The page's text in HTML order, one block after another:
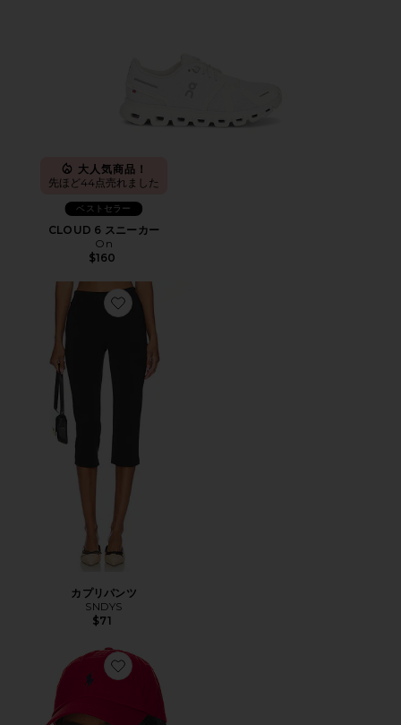
大人気商品！
先ほど44点売れました
ベストセラー
CLOUD 6 スニーカー
On
$160
Favorite カプリパンツ
カプリパンツ
SNDYS
$71
Favorite ハット